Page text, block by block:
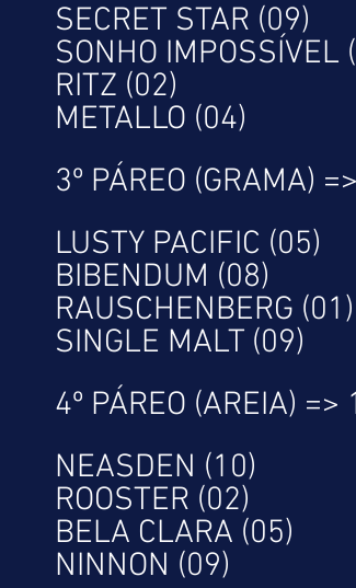
SECRET STAR (09)
SONHO IMPOSSÍVEL
RITZ (02)
METALLO (04)
3º PÁREO (GRAMA)
LUSTY PACIFIC (05)
BIBENDUM (08)
RAUSCHENBERG (01)
SINGLE MALT (09)
4º PÁREO (AREIA)
NEASDEN (10)
ROOSTER (02)
BELA CLARA (05)
NINNON (09)